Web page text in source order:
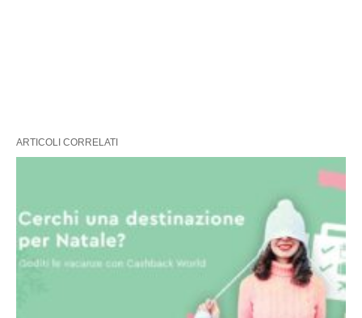
ARTICOLI CORRELATI